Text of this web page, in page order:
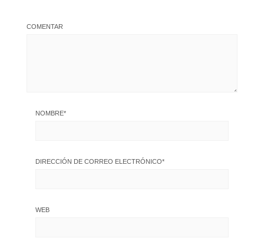
COMENTAR
NOMBRE*
DIRECCIÓN DE CORREO ELECTRÓNICO*
WEB